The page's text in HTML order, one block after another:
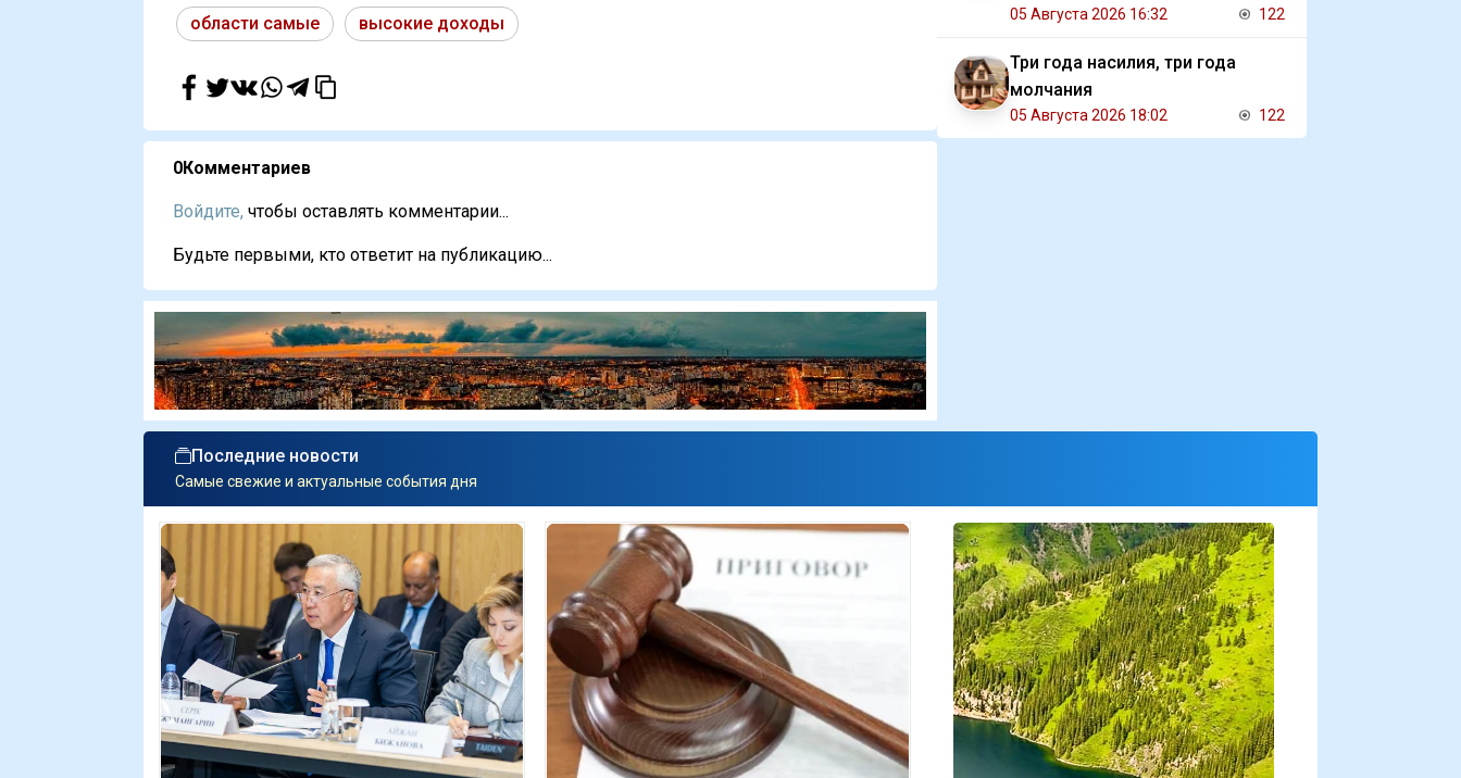
области самые высокие доходы
0Комментариев
Войдите, чтобы оставлять комментарии...
Будьте первыми, кто ответит на публикацию...
05 Августа 2026 16:32 122
Три года насилия, три года
молчания
05 Августа 2026 18:02 122
Последние новости
Самые свежие и актуальные события дня